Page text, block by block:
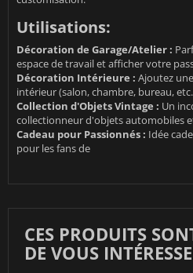
Utilisations:
Décoration de Garage/Atelier :
espace de travail et afficher votre
Décoration Intérieure : Ajoutez
intérieur (salon, chambre, bureau,
Collection d'Objets Vintage : Un
collectionneur d'objets automobiles
Cadeau pour Passionnés : Idée
pour les fans de
CES PRODUITS
DE VOUS